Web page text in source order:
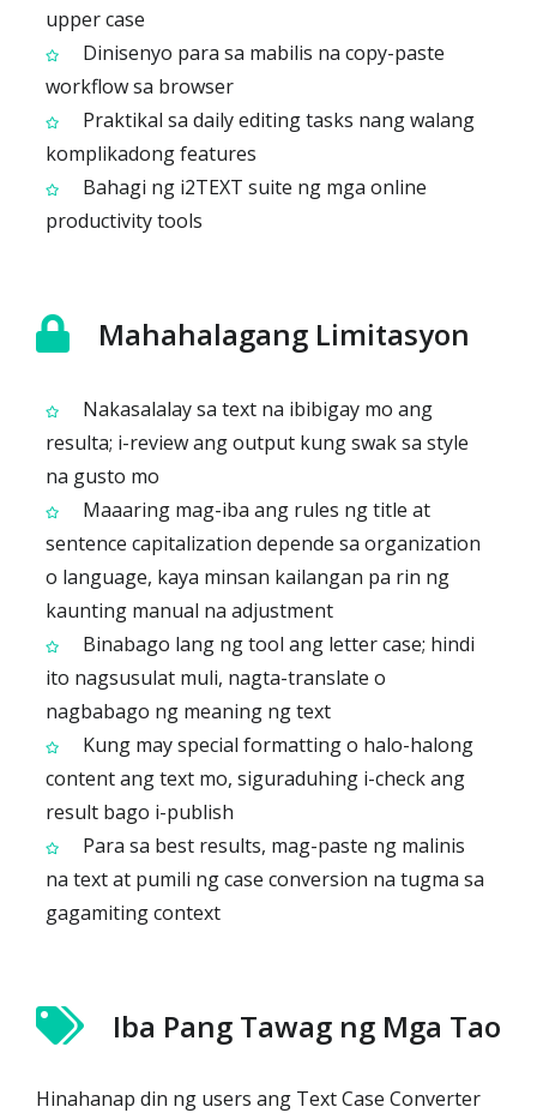
upper case
Dinisenyo para sa mabilis na copy-paste
workflow sa browser
Praktikal sa daily editing tasks nang walang
komplikadong features
Bahagi ng i2TEXT suite ng mga online
productivity tools
Mahahalagang Limitasyon
Nakasalalay sa text na ibibigay mo ang
resulta; i-review ang output kung swak sa style
na gusto mo
Maaaring mag-iba ang rules ng title at
sentence capitalization depende sa organization
o language, kaya minsan kailangan pa rin ng
kaunting manual na adjustment
Binabago lang ng tool ang letter case; hindi
ito nagsusulat muli, nagta-translate o
nagbabago ng meaning ng text
Kung may special formatting o halo-halong
content ang text mo, siguraduhing i-check ang
result bago i-publish
Para sa best results, mag-paste ng malinis
na text at pumili ng case conversion na tugma sa
gagamiting context
Iba Pang Tawag ng Mga Tao
Hinahanap din ng users ang Text Case Converter